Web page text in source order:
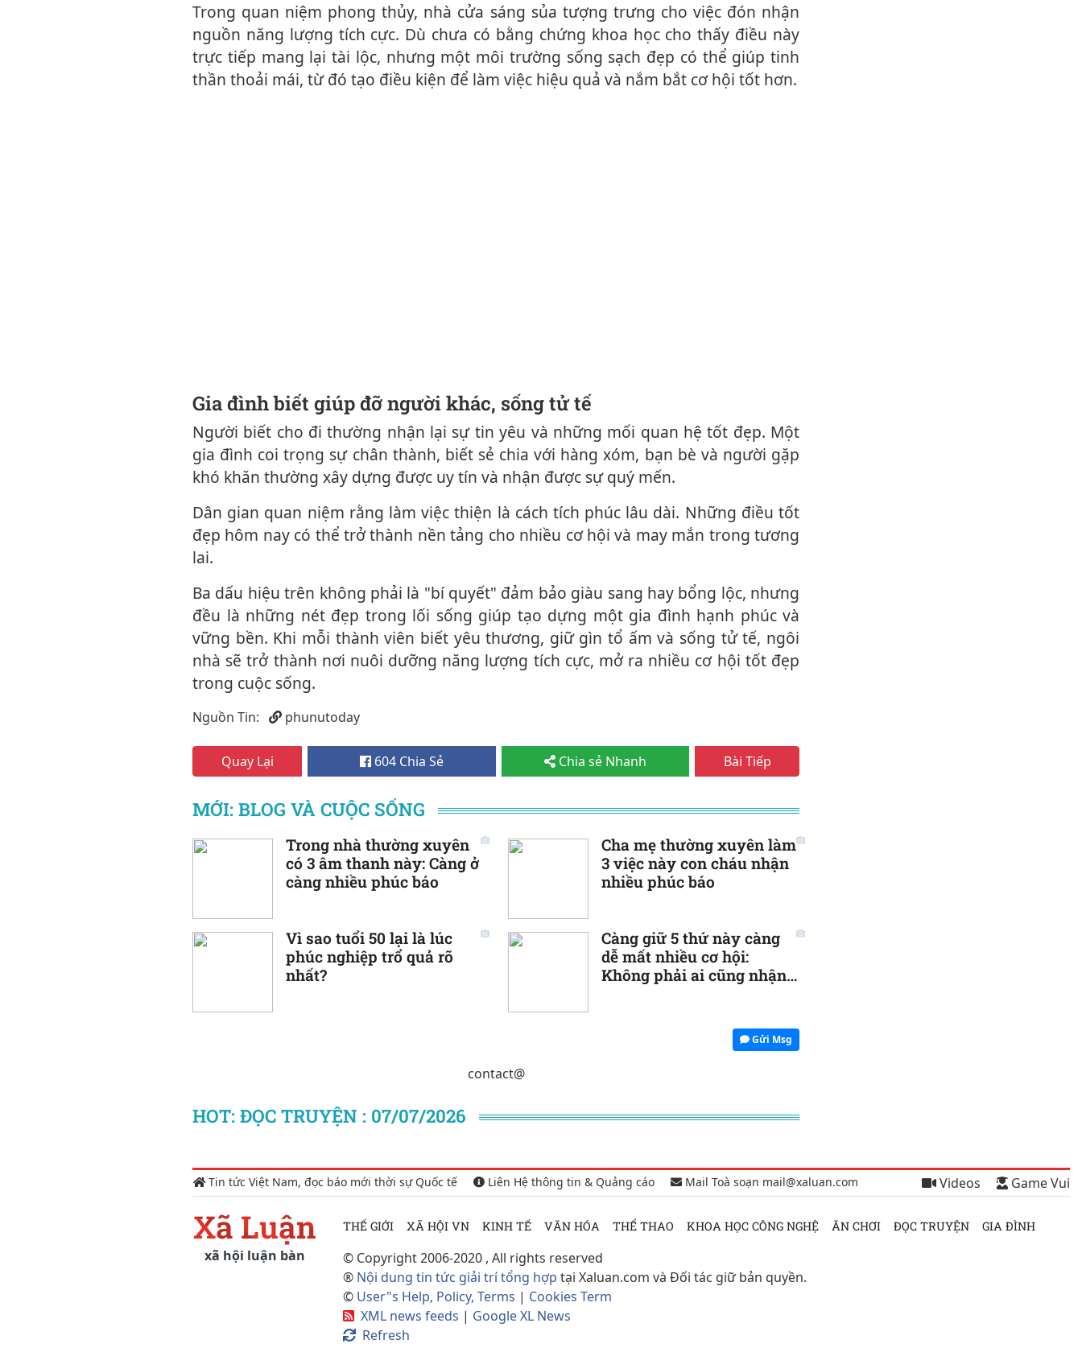
Trong quan niệm phong thủy, nhà cửa sáng sủa tượng trưng cho việc đón nhận
nguồn năng lượng tích cực. Dù chưa có bằng chứng khoa học cho thấy điều này
trực tiếp mang lại tài lộc, nhưng một môi trường sống sạch đẹp có thể giúp tinh
thần thoải mái, từ đó tạo điều kiện để làm việc hiệu quả và nắm bắt cơ hội tốt hơn.
Gia đình biết giúp đỡ người khác, sống tử tế
Người biết cho đi thường nhận lại sự tin yêu và những mối quan hệ tốt đẹp. Một
gia đình coi trọng sự chân thành, biết sẻ chia với hàng xóm, bạn bè và người gặp
khó khăn thường xây dựng được uy tín và nhận được sự quý mến.
Dân gian quan niệm rằng làm việc thiện là cách tích phúc lâu dài. Những điều tốt
đẹp hôm nay có thể trở thành nền tảng cho nhiều cơ hội và may mắn trong tương
lai.
Ba dấu hiệu trên không phải là "bí quyết" đảm bảo giàu sang hay bổng lộc, nhưng
đều là những nét đẹp trong lối sống giúp tạo dựng một gia đình hạnh phúc và
vững bền. Khi mỗi thành viên biết yêu thương, giữ gìn tổ ấm và sống tử tế, ngôi
nhà sẽ trở thành nơi nuôi dưỡng năng lượng tích cực, mở ra nhiều cơ hội tốt đẹp
trong cuộc sống.
Nguồn Tin: phunutoday
Quay Lại 604 Chia Sẻ Chia sẻ Nhanh Bài Tiếp
MỚI: BLOG VÀ CUỘC SỐNG
Trong nhà thường xuyên
có 3 âm thanh này: Càng ở
càng nhiều phúc báo
Cha mẹ thường xuyên làm
3 việc này con cháu nhận
nhiều phúc báo
Vì sao tuổi 50 lại là lúc
phúc nghiệp trổ quả rõ
nhất?
Càng giữ 5 thứ này càng
dễ mất nhiều cơ hội:
Không phải ai cũng nhận
Gửi Msg
contact@
HOT: ĐỌC TRUYỆN : 07/07/2026
Tin tức Việt Nam, đọc báo mới thời sự Quốc tế Liên Hệ thông tin & Quảng cáo Mail Toà soạn mail@xaluan.com Videos Game Vui
Xã Luận
xã hội luận bàn
THẾ GIỚI XÃ HỘI VN KINH TẾ VĂN HÓA THỂ THAO KHOA HỌC CÔNG NGHỆ ĂN CHƠI ĐỌC TRUYỆN GIA ĐÌNH
© Copyright 2006-2020 , All rights reserved
® Nội dung tin tức giải trí tổng hợp tại Xaluan.com và Đối tác giữ bản quyền.
© User"s Help, Policy, Terms | Cookies Term
XML news feeds | Google XL News
Refresh